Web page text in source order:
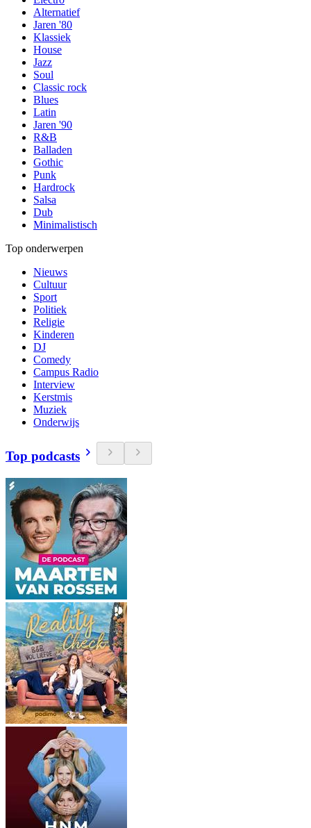
Alternatief
Jaren '80
Klassiek
House
Jazz
Soul
Classic rock
Blues
Latin
Jaren '90
R&B
Balladen
Gothic
Punk
Hardrock
Salsa
Dub
Minimalistisch
Top onderwerpen
Nieuws
Cultuur
Sport
Politiek
Religie
Kinderen
DJ
Comedy
Campus Radio
Interview
Kerstmis
Muziek
Onderwijs
Top podcasts